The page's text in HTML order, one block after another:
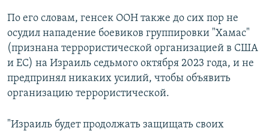
По его словам, генсек ООН также до сих пор не
осудил нападение боевиков группировки "Хамас"
(признана террористической организацией в США
и ЕС) на Израиль седьмого октября 2023 года, и не
предпринял никаких усилий, чтобы объявить
организацию террористической.
"Израиль будет продолжать защищать своих